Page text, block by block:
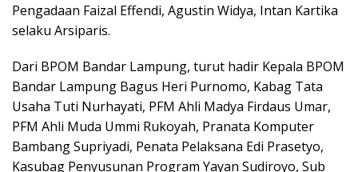
Pengadaan Faizal Effendi, Agustin Widya, Intan Kartika
selaku Arsiparis.
Dari BPOM Bandar Lampung, turut hadir Kepala BPOM
Bandar Lampung Bagus Heri Purnomo, Kabag Tata
Usaha Tuti Nurhayati, PFM Ahli Madya Firdaus Umar,
PFM Ahli Muda Ummi Rukoyah, Pranata Komputer
Bambang Supriyadi, Penata Pelaksana Edi Prasetyo,
Kasubag Penyusunan Program Yayan Sudiroyo, Sub